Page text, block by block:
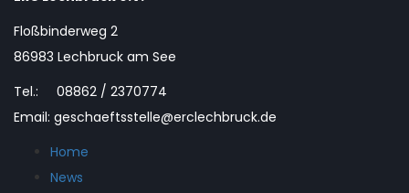
Floßbinderweg 2
86983 Lechbruck am See
Tel.: 08862 / 2370774
Email: geschaeftsstelle@erclechbruck.de
Home
News